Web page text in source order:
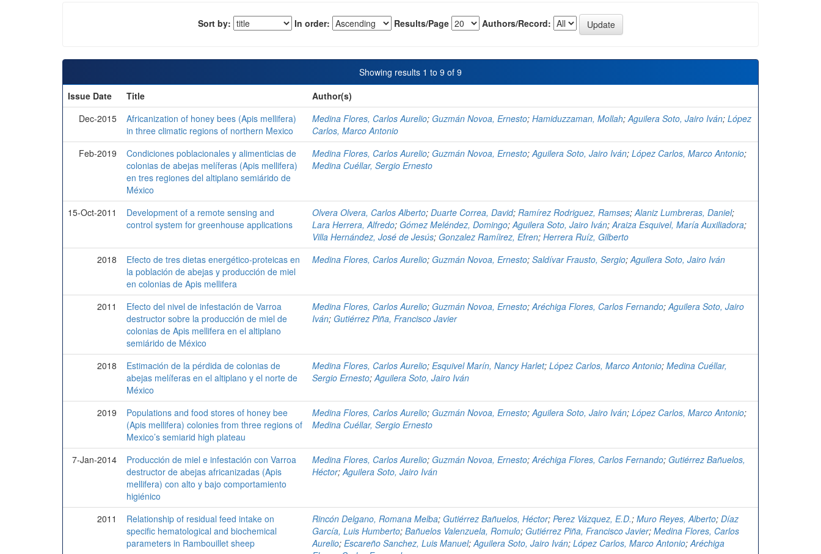
Sort by: In order: Results/Page Authors/Record:
Showing results 1 to 9 of 9
Issue Date
Title
Author(s)
Dec-2015
Africanization of honey bees (Apis mellifera)
in three climatic regions of northern Mexico
Medina Flores, Carlos Aurelio; Guzmán Novoa, Ernesto; Hamiduzzaman, Mollah;Aguilera Soto, Jairo Iván; López
Carlos, Marco Antonio
Feb-2019
Condiciones poblacionales y alimenticias de
colonias de abejas melíferas (Apis mellifera)
en tres regiones del altiplano semiárido de
México
Medina Flores, Carlos Aurelio; Guzmán Novoa, Ernesto;Aguilera Soto, Jairo Iván; López Carlos, Marco Antonio;
Medina Cuéllar, Sergio Ernesto
15-Oct-2011
Development of a remote sensing and
control system for greenhouse applications
Olvera Olvera, Carlos Alberto; Duarte Correa, David; Ramírez Rodriguez, Ramses;Alaniz Lumbreras, Daniel;
Lara Herrera, Alfredo; Gómez Meléndez, Domingo;Aguilera Soto, Jairo Iván;Araiza Esquivel, María Auxiliadora;
Villa Hernández, José de Jesús; Gonzalez Ramíirez, Efren; Herrera Ruíz, Gilberto
2018
Efecto de tres dietas energético-proteicas en
la población de abejas y producción de miel
en colonias de Apis mellifera
Medina Flores, Carlos Aurelio; Guzmán Novoa, Ernesto; Saldívar Frausto, Sergio;Aguilera Soto, Jairo Iván
2011
Efecto del nivel de infestación de Varroa
destructor sobre la producción de miel de
colonias de Apis mellifera en el altiplano
semiárido de México
Medina Flores, Carlos Aurelio; Guzmán Novoa, Ernesto;Aréchiga Flores, Carlos Fernando;Aguilera Soto, Jairo
Iván; Gutiérrez Piña, Francisco Javier
2018
Estimación de la pérdida de colonias de
abejas melíferas en el altiplano y el norte de
México
Medina Flores, Carlos Aurelio; Esquivel Marín, Nancy Harlet; López Carlos, Marco Antonio; Medina Cuéllar,
Sergio Ernesto;Aguilera Soto, Jairo Iván
2019
Populations and food stores of honey bee
(Apis mellifera) colonies from three regions of
Mexico’s semiarid high plateau
Medina Flores, Carlos Aurelio; Guzmán Novoa, Ernesto;Aguilera Soto, Jairo Iván; López Carlos, Marco Antonio;
Medina Cuéllar, Sergio Ernesto
7-Jan-2014
Producción de miel e infestación con Varroa
destructor de abejas africanizadas (Apis
mellifera) con alto y bajo comportamiento
higiénico
Medina Flores, Carlos Aurelio; Guzmán Novoa, Ernesto;Aréchiga Flores, Carlos Fernando; Gutiérrez Bañuelos,
Héctor;Aguilera Soto, Jairo Iván
2011
Relationship of residual feed intake on
specific hematological and biochemical
parameters in Rambouillet sheep
Rincón Delgano, Romana Melba; Gutiérrez Bañuelos, Héctor; Perez Vázquez, E.D.; Muro Reyes, Alberto; Díaz
García, Luis Humberto; Bañuelos Valenzuela, Romulo; Gutiérrez Piña, Francisco Javier; Medina Flores, Carlos
Aurelio; Escareño Sanchez, Luis Manuel;Aguilera Soto, Jairo Iván; López Carlos, Marco Antonio;Aréchiga